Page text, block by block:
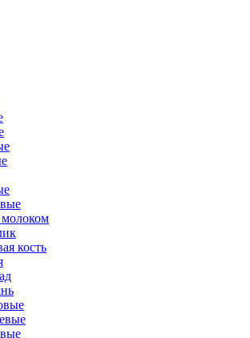
кость